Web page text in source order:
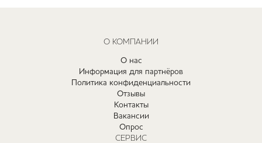
О КОМПАНИИ
О нас
Информация для партнёров
Политика конфиденциальности
Отзывы
Контакты
Вакансии
Опрос
СЕРВИС